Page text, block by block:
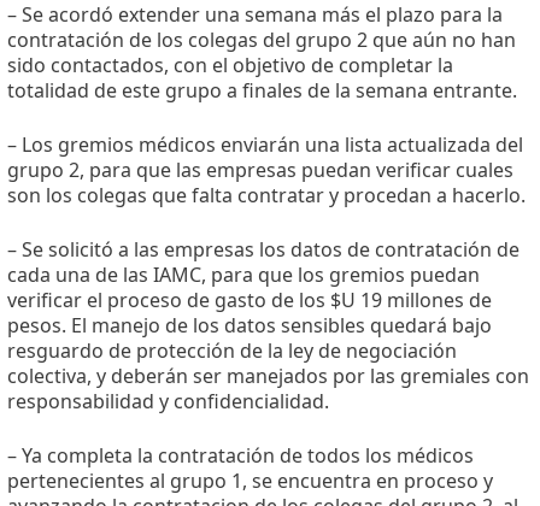
– Se acordó extender una semana más el plazo para la
contratación de los colegas del grupo 2 que aún no han
sido contactados, con el objetivo de completar la
totalidad de este grupo a finales de la semana entrante.
– Los gremios médicos enviarán una lista actualizada del
grupo 2, para que las empresas puedan verificar cuales
son los colegas que falta contratar y procedan a hacerlo.
– Se solicitó a las empresas los datos de contratación de
cada una de las IAMC, para que los gremios puedan
verificar el proceso de gasto de los $U 19 millones de
pesos. El manejo de los datos sensibles quedará bajo
resguardo de protección de la ley de negociación
colectiva, y deberán ser manejados por las gremiales con
responsabilidad y confidencialidad.
– Ya completa la contratación de todos los médicos
pertenecientes al grupo 1, se encuentra en proceso y